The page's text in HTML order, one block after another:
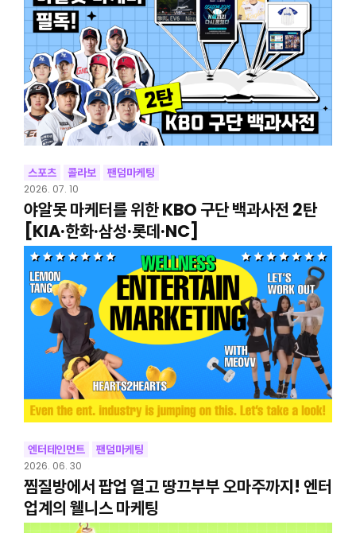
스포츠 콜라보 팬덤마케팅
2026. 07. 10
야알못 마케터를 위한 KBO 구단 백과사전 2탄
[KIA·한화·삼성·롯데·NC]
엔터테인먼트 팬덤마케팅
2026. 06. 30
찜질방에서 팝업 열고 땅끄부부 오마주까지! 엔터
업계의 웰니스 마케팅